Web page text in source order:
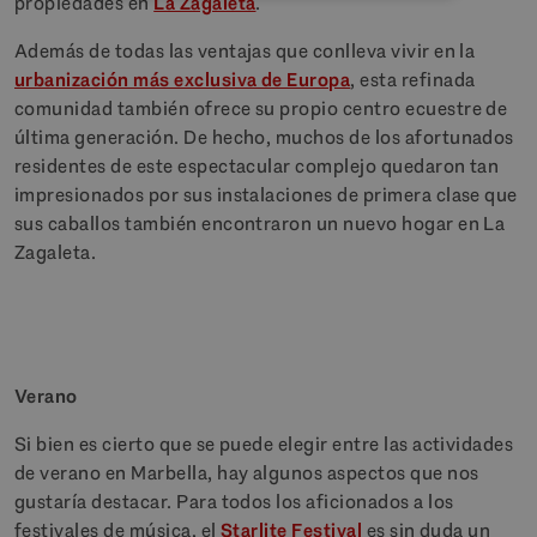
Además de todas las ventajas que conlleva vivir en la
urbanización más exclusiva de Europa, esta refinada
comunidad también ofrece su propio centro ecuestre de
última generación. De hecho, muchos de los afortunados
residentes de este espectacular complejo quedaron tan
impresionados por sus instalaciones de primera clase que
sus caballos también encontraron un nuevo hogar en La
Zagaleta.
Verano
Si bien es cierto que se puede elegir entre las actividades
de verano en Marbella, hay algunos aspectos que nos
gustaría destacar. Para todos los aficionados a los
festivales de música, el Starlite Festival es sin duda un